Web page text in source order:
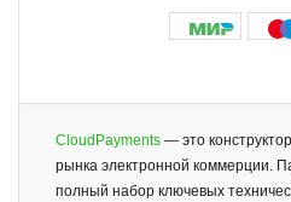
CloudPayments — это
рынка электронной коммерции.
полный набор ключевых